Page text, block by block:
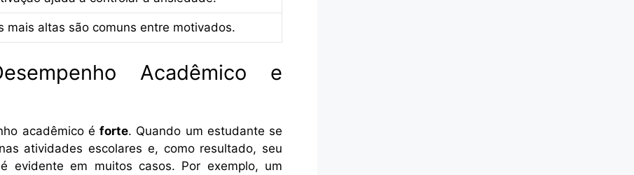
mais altas são comuns entre motivados.
Acadêmico e
acadêmico é forte. Quando um estudante se
atividades escolares e, como resultado, seu
evidente em muitos casos. Por exemplo, um